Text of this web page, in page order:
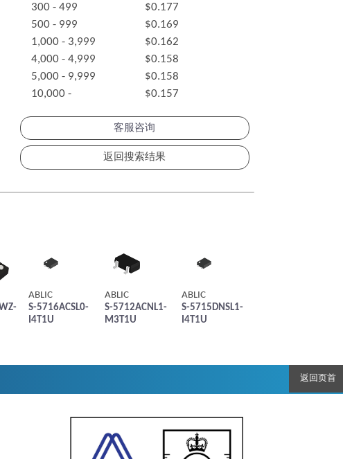
300 - 499
$0.177
500 - 999
$0.169
1,000 - 3,999
$0.162
4,000 - 4,999
$0.158
5,000 - 9,999
$0.158
10,000 -
$0.157
客服咨询
ABLIC
S-5716ACSL0-
I4T1U
ABLIC
S-5712ACNL1-
M3T1U
ABLIC
S-5715DNSL1-
I4T1U
返回页首